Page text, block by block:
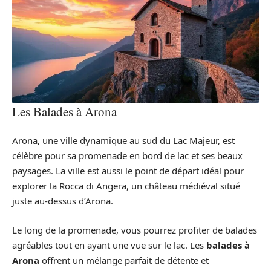
Les Balades à Arona
Arona, une ville dynamique au sud du Lac Majeur, est
célèbre pour sa promenade en bord de lac et ses beaux
paysages. La ville est aussi le point de départ idéal pour
explorer la Rocca di Angera, un château médiéval situé
juste au-dessus d’Arona.
Le long de la promenade, vous pourrez profiter de balades
agréables tout en ayant une vue sur le lac. Les balades à
Arona offrent un mélange parfait de détente et